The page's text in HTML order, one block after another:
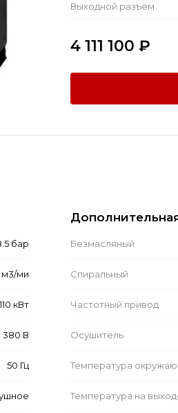
Выходной разъём
4 111 100 ₽
бар
м3/ми
110 кВт
380 В
50 Гц
Безмасляный
Спиральный
Частотный привод
Осушитель
Температура
Температура на